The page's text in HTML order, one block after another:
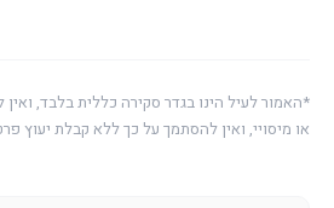
*האמור לעיל הינו בגדר סקירה כללית בלבד,
או מיסויי, ואין להסתמך על כך ללא קבלת יעוץ